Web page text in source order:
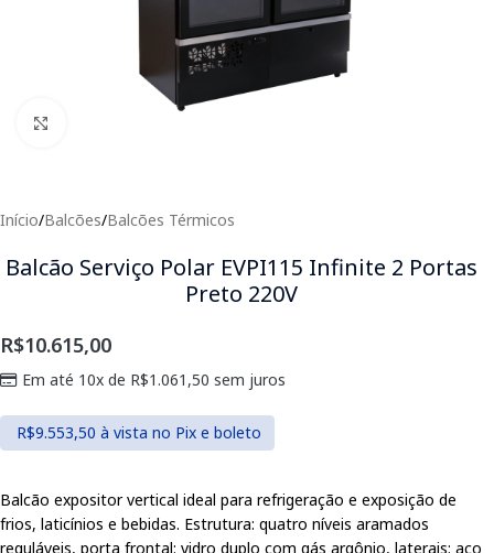
Início/Balcões/Balcões Térmicos
Balcão Serviço Polar EVPI115 Infinite 2 Portas
Preto 220V
R$10.615,00
Em até 10x de R$1.061,50 sem juros
R$9.553,50 à vista no Pix e boleto
Balcão expositor vertical ideal para refrigeração e exposição de
frios, laticínios e bebidas. Estrutura: quatro níveis aramados
reguláveis, porta frontal: vidro duplo com gás argônio, laterais: aço